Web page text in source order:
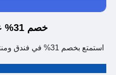
خصم 31% على فندق فيلياس لازار
استمتع بخصم 31%